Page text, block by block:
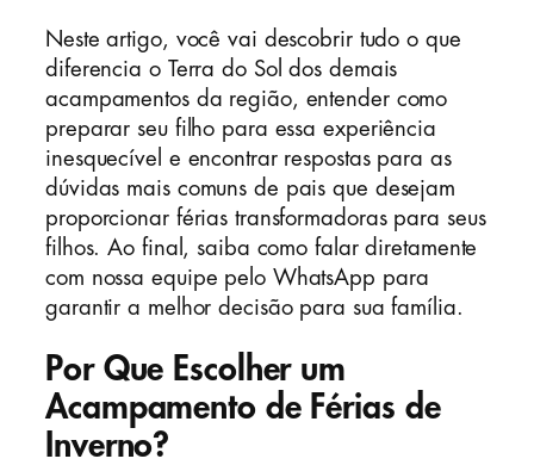
Neste artigo, você vai descobrir tudo o que
diferencia o Terra do Sol dos demais
acampamentos da região, entender como
preparar seu filho para essa experiência
inesquecível e encontrar respostas para as
dúvidas mais comuns de pais que desejam
proporcionar férias transformadoras para seus
filhos. Ao final, saiba como falar diretamente
com nossa equipe pelo WhatsApp para
garantir a melhor decisão para sua família.
Por Que Escolher um
Acampamento de Férias de
Inverno?